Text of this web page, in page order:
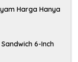
Harga Hanya
6-Inch